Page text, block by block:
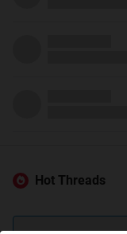
Hot Threads